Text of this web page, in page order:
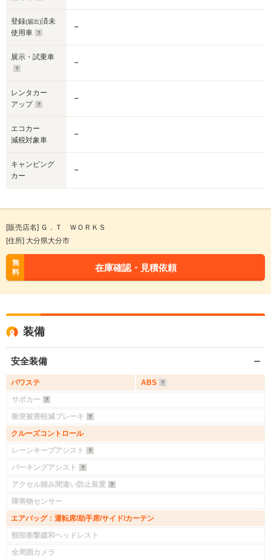
登録(届出)済未
使用車
－
展示・試乗車
－
レンタカー
アップ
－
エコカー
減税対象車
－
キャンピング
カー
－
[販売店名] Ｇ．Ｔ ＷＯＲＫＳ
[住所] 大分県大分市
無
料
在庫確認・見積依頼
装備
安全装備
パワステ
ABS
サポカー
衝突被害軽減ブレーキ
クルーズコントロール
レーンキープアシスト
パーキングアシスト
アクセル踏み間違い防止装置
障害物センサー
エアバッグ：運転席/助手席/サイド/カーテン
頸部衝撃緩和ヘッドレスト
全周囲カメラ